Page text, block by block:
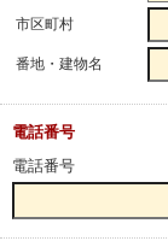
市区町村
番地・建物名
電話番号
電話番号